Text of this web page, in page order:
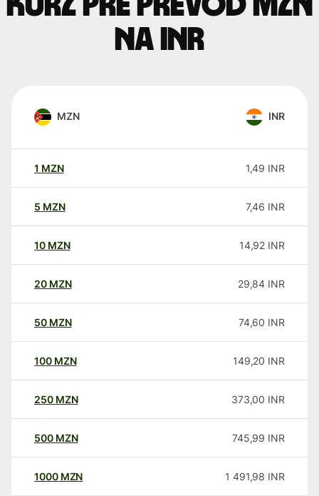
na INR
MZN INR
1 MZN 1,49 INR
5 MZN 7,46 INR
10 MZN 14,92 INR
20 MZN 29,84 INR
50 MZN 74,60 INR
100 MZN 149,20 INR
250 MZN 373,00 INR
500 MZN 745,99 INR
1000 MZN 1 491,98 INR